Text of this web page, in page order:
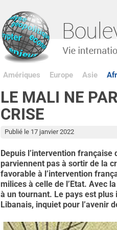
Amériques Europe Asie
LE MALI NE
CRISE
Publié le 17 janvier 2022
Depuis l’intervention
parviennent pas à sortir de la
favorable à l’intervention
milices à celle de l’Etat. Avec
à un tournant. Le pays est plus
Libanais, inquiet pour l’avenir